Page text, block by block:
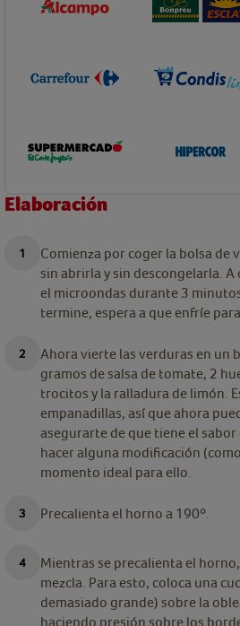
Elaboración
Comienza por coger la bolsa de
sin abrirla y sin descongelarla.
el microondas durante 3
termine, espera a que enfríe
Ahora vierte las verduras en un
gramos de salsa de tomate, 2
trocitos y la ralladura de limón.
empanadillas, así que ahora
asegurarte de que tiene el sabor
hacer alguna modificación
momento ideal para ello.
Precalienta el horno a 190º.
Mientras se precalienta el
mezcla. Para esto, coloca una
demasiado grande) sobre la
haciendo presión sobre los